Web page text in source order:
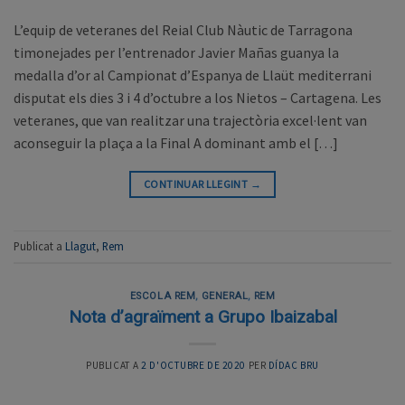
L’equip de veteranes del Reial Club Nàutic de Tarragona
timonejades per l’entrenador Javier Mañas guanya la
medalla d’or al Campionat d’Espanya de Llaüt mediterrani
disputat els dies 3 i 4 d’octubre a los Nietos – Cartagena. Les
veteranes, que van realitzar una trajectòria excel·lent van
aconseguir la plaça a la Final A dominant amb el […]
CONTINUAR LLEGINT →
Publicat a Llagut, Rem
ESCOLA REM , GENERAL, REM
Nota d’agraïment a Grupo Ibaizabal
PUBLICAT A2 D'OCTUBRE DE 2020 PER DÍDAC BRU